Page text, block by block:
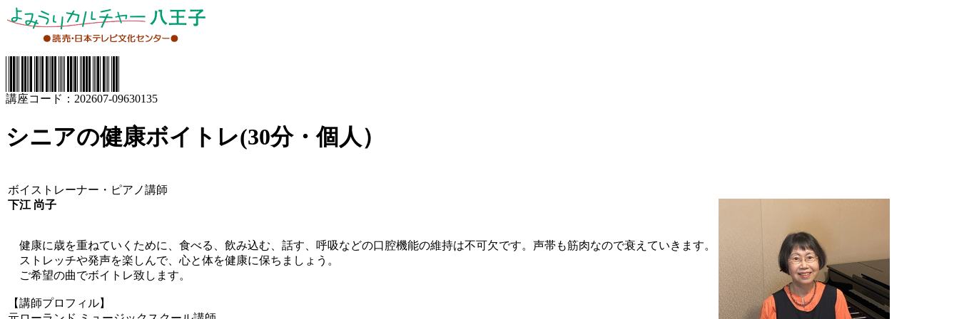
講座コード：202607-09630135
シニアの健康ボイトレ(30分・個人）
ボイストレーナー・ピアノ講師
下江 尚子
健康に歳を重ねていくために、食べる、飲み込む、話す、呼吸などの口腔機能の維持は不可欠です。声帯も筋肉なので衰えていきます。
ストレッチや発声を楽しんで、心と体を健康に保ちましょう。
ご希望の曲でボイトレ致します。
【講師プロフィル】